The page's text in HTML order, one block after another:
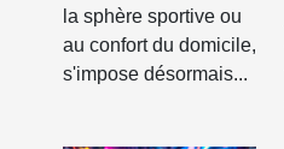
la sphère sportive ou
au confort du domicile,
s'impose désormais...